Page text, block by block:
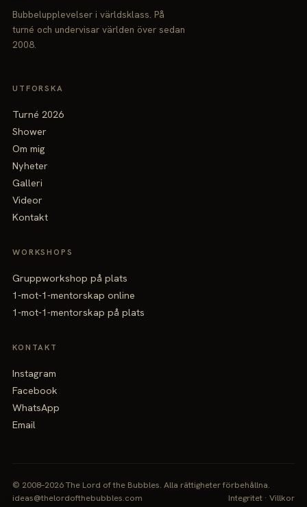
Bubbelupplevelser i världsklass. På
turné och undervisar världen över sedan
2008.
UTFORSKA
Turné 2026
Shower
Om mig
Nyheter
Galleri
Videor
Kontakt
WORKSHOPS
Gruppworkshop på plats
1-mot-1-mentorskap online
1-mot-1-mentorskap på plats
KONTAKT
Instagram
Facebook
WhatsApp
Email
© 2008–2026 The Lord of the Bubbles. Alla rättigheter förbehållna.
ideas@thelordofthebubbles.com
Integritet · Villkor